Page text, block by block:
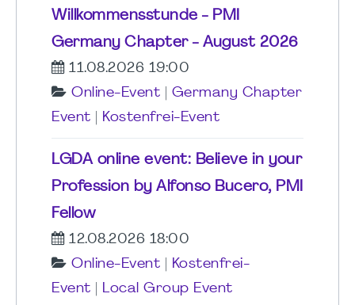
Willkommensstunde - PMI
Germany Chapter - August 2026
11.08.2026 19:00
Online-Event
Germany Chapter
Event
Kostenfrei-Event
LGDA online event: Believe in your
Profession by Alfonso Bucero, PMI
Fellow
12.08.2026 18:00
Online-Event
Kostenfrei-
Event
Local Group Event